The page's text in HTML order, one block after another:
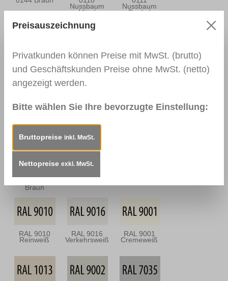
Nussbaum
Mittel
Nussbaum
Dunkel
0164
Nussbaum
Antik
0112
Nussbraun
0166 Wenge
Palisander Mahagoni Hell
Braun
RAL 9010
Reinweiß
RAL 9016
Verkehrsweiß
RAL 9001
Cremeweiß
Preisauszeichnung
Privatkunden können Preise mit MwSt. (brutto)
und Geschäftskunden Preise ohne MwSt. (netto)
angezeigt werden.
Bitte wählen Sie Ihre bevorzugte Einstellung:
Bruttopreise inkl. MwSt.
Nettopreise exkl. MwSt.